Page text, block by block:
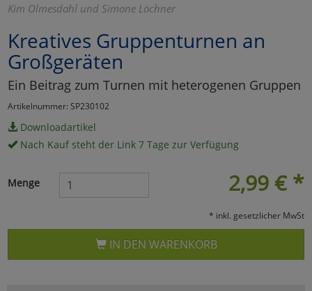
Kim Olmesdahl und Simone Löchner
Kreatives Gruppenturnen an
Großgeräten
Ein Beitrag zum Turnen mit heterogenen Gruppen
Artikelnummer: SP230102
Downloadartikel
Nach Kauf steht der Link 7 Tage zur Verfügung
2,99 € *
Menge
* inkl. gesetzlicher MwSt
IN DEN WARENKORB
Umfragetools
Cookies
Einstellungen speichern
zurück
zu Haupptseite